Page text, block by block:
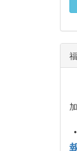
・